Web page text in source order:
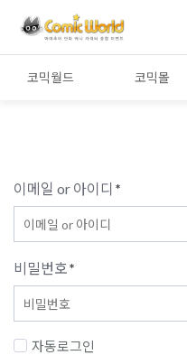
코믹월드 코믹몰
이메일 or 아이디 *
비밀번호*
자동로그인